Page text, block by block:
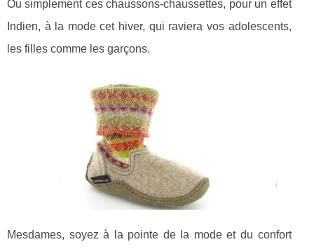
Ou simplement ces chaussons-chaussettes, pour un effet
Indien, à la mode cet hiver, qui raviera vos adolescents,
les filles comme les garçons.
Mesdames, soyez à la pointe de la mode et du confort